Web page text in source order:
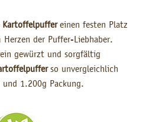
Kartoffelpuffereinen festen Platz
der Puffer-Liebhaber.
gewürzt und sorgfältig
so unvergleichlich
1.200g Packung.